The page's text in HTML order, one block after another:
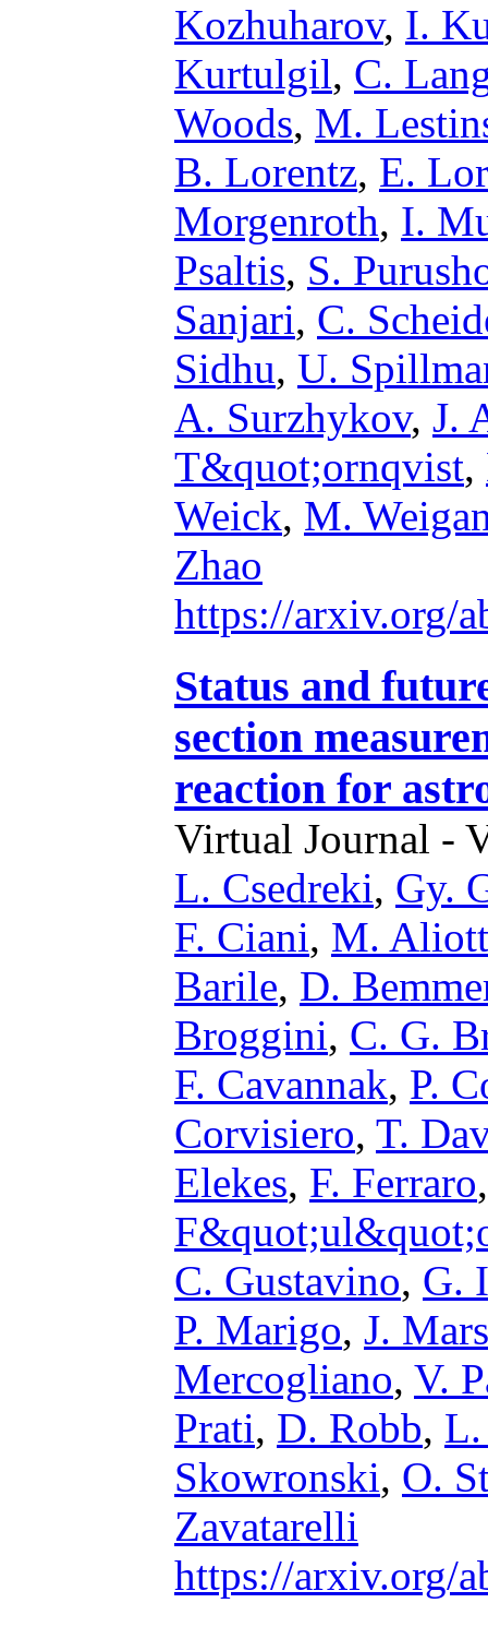
Kozhuharov, I.
Kurtulgil, C.
Woods, M.
B. Lorentz, E.
Morgenroth, I.
Psaltis, S.
Sanjari, C.
Sidhu, U.
A. Surzhykov, J.
T&quot;ornqvist,
Weick, M.
Zhao
https://arxiv.org/
Status and
section
reaction for
Virtual Journal -
L. Csedreki, Gy.
F. Ciani, M.
Barile, D.
Broggini, C. G.
F. Cavannak, P.
Corvisiero, T.
Elekes, F. Ferraro
C. Gustavino, G.
P. Marigo, J.
Mercogliano, V.
Prati, D. Robb,
Skowronski, O.
Zavatarelli
https://arxiv.org/